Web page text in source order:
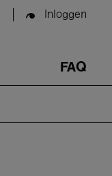
Inloggen
FAQ